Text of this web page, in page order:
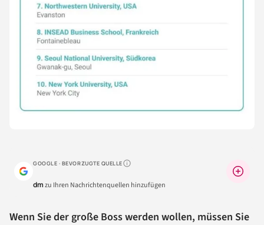
GOOGLE · BEVORZUGTE QUELLEWarum lohnt sich das?
dmzu Ihren Nachrichtenquellen hinzufügen
Wenn Sie der große Boss werden wollen, müssen Sie